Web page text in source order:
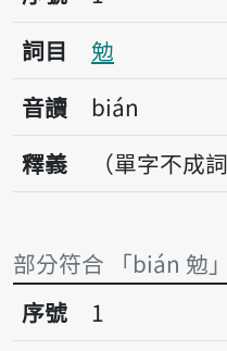
詞目
勉
音讀
bián
釋義
（單字不成
部分符合 「bián 勉
序號1勉強
序號
1